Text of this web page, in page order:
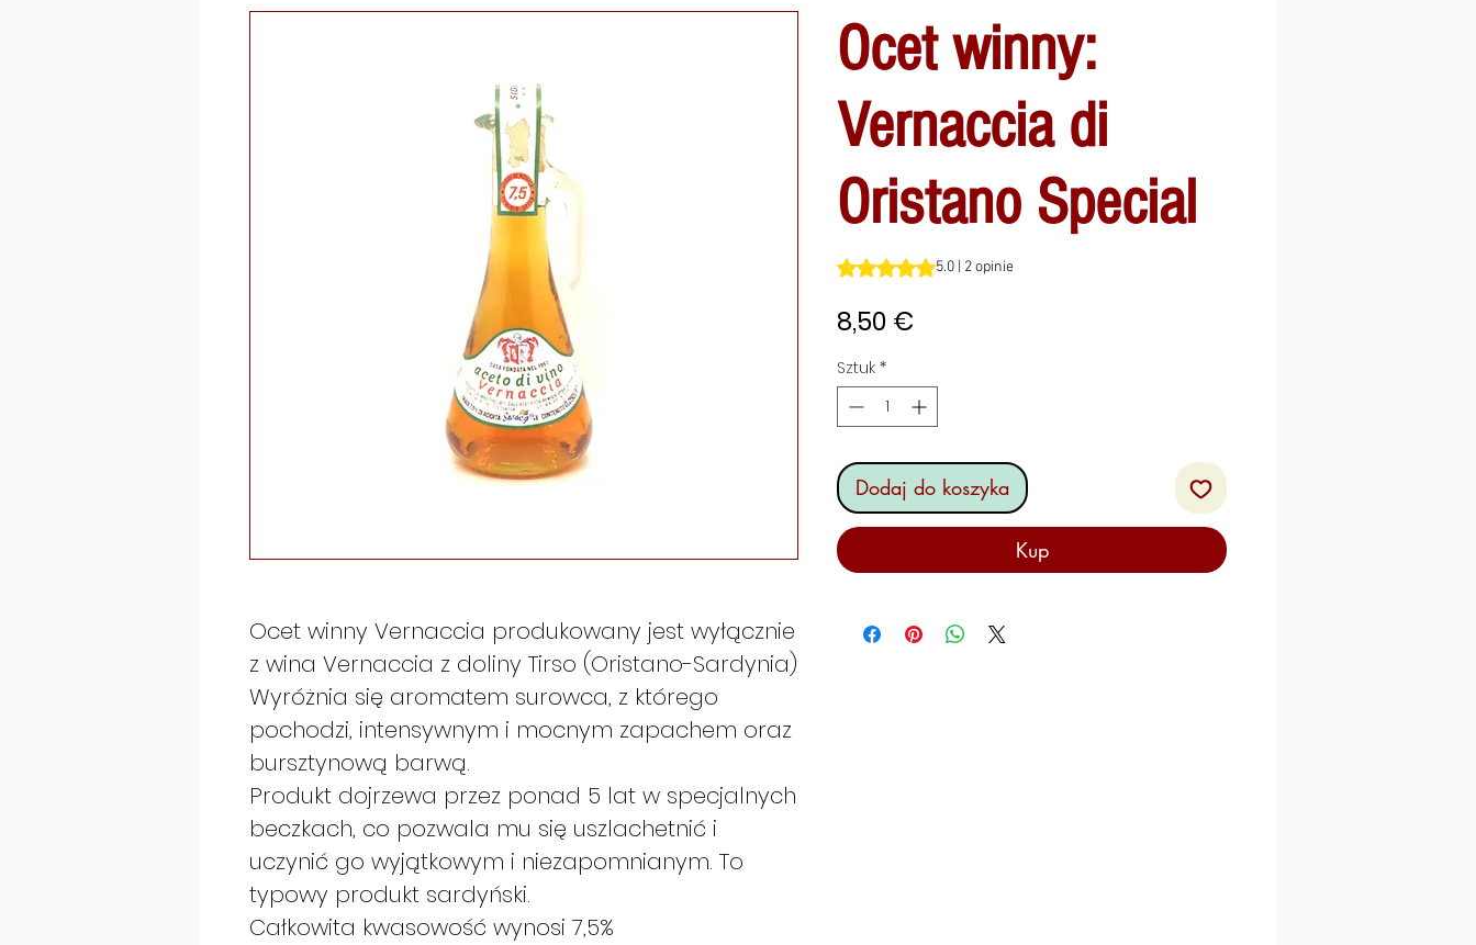
Ocet winny Vernaccia produkowany jest wyłącznie
z wina Vernaccia z doliny Tirso (Oristano-Sardynia)
Wyróżnia się aromatem surowca, z którego
pochodzi, intensywnym i mocnym zapachem oraz
bursztynową barwą.
Produkt dojrzewa przez ponad 5 lat w specjalnych
beczkach, co pozwala mu się uszlachetnić i
uczynić go wyjątkowym i niezapomnianym. To
typowy produkt sardyński.
Całkowita kwasowość wynosi 7,5%
Ocet winny:
Vernaccia di
Oristano Special
Ocena to 5.0 na pięć gwiazdek na podstawie 2 recenzji
5.0 | 2 opinie
8,50 €
Sztuk *
Dodaj do koszyka
Kup